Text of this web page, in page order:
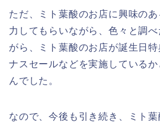
ただ、ミト葉酸のお店に興味の
力してもらいながら、色々と調
がら、ミト葉酸のお店が誕生日
ナスセールなどを実施している
んでした。
なので、今後も引き続き、ミト